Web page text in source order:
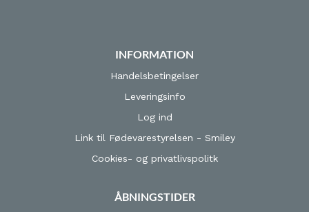
INFORMATION
Handelsbetingelser
Leveringsinfo
Log ind
Link til Fødevarestyrelsen - Smiley
Cookies- og privatlivspolitk
ÅBNINGSTIDER